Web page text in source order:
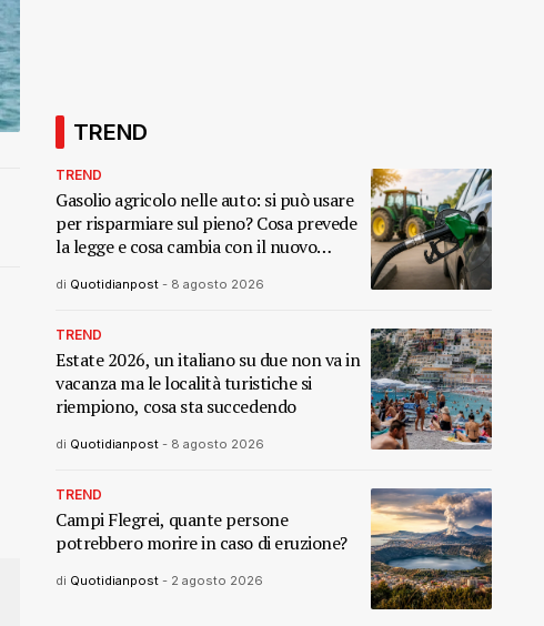
TREND
TREND
Gasolio agricolo nelle auto: si può usare
per risparmiare sul pieno? Cosa prevede
la legge e cosa cambia con il nuovo
di Quotidianpost - 8 agosto 2026
TREND
Estate 2026, un italiano su due non va in
vacanza ma le località turistiche si
riempiono, cosa sta succedendo
di Quotidianpost - 8 agosto 2026
TREND
Campi Flegrei, quante persone
potrebbero morire in caso di eruzione?
di Quotidianpost - 2 agosto 2026